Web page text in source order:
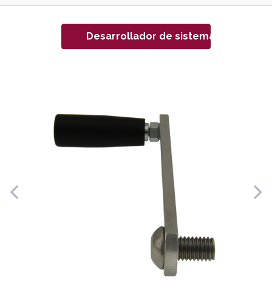
Desarrollador de sistemas